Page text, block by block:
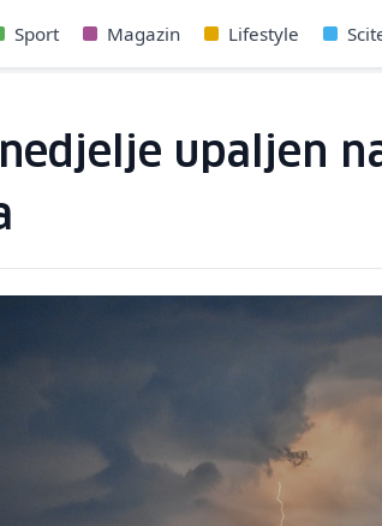
Sport Magazin Lifestyle
upaljen